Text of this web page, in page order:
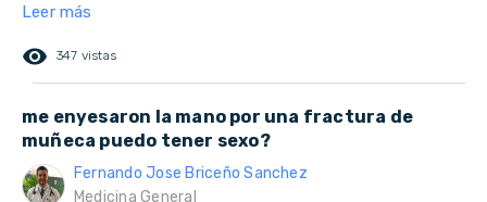
Leer más
remove_red_eye 347 vistas
me enyesaron la mano por una fractura de
muñeca puedo tener sexo?
Fernando Jose Briceño Sanchez
Medicina General